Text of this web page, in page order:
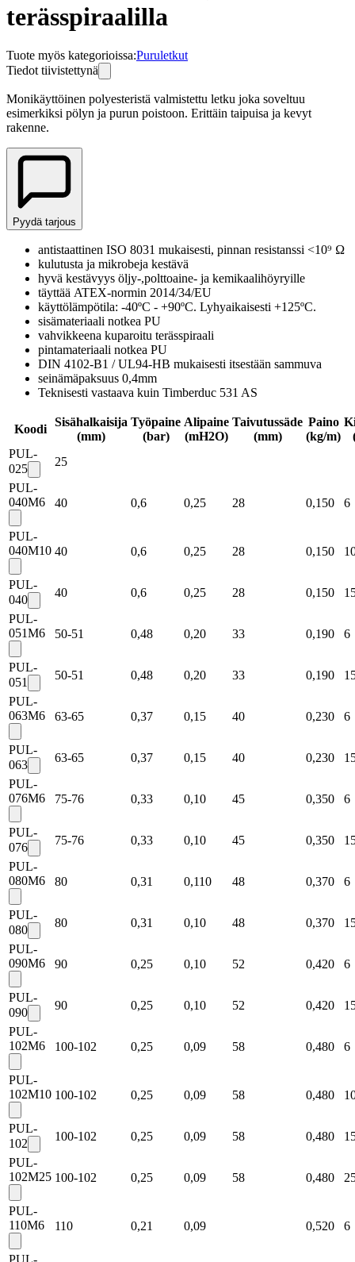
terässpiraalilla
Tuote myös kategorioissa:Puruletkut
Tiedot tiivistettynä
Monikäyttöinen polyesteristä valmistettu letku joka soveltuu
esimerkiksi pölyn ja purun poistoon. Erittäin taipuisa ja kevyt
rakenne.
Pyydä tarjous
antistaattinen ISO 8031 mukaisesti, pinnan resistanssi <10⁹ Ω
kulutusta ja mikrobeja kestävä
hyvä kestävyys öljy-,polttoaine- ja kemikaalihöyryille
täyttää ATEX-normin 2014/34/EU
käyttölämpötila: -40ºC - +90ºC. Lyhyaikaisesti +125ºC.
sisämateriaali notkea PU
vahvikkeena kuparoitu terässpiraali
pintamateriaali notkea PU
DIN 4102-B1 / UL94-HB mukaisesti itsestään sammuva
seinämäpaksuus 0,4mm
Teknisesti vastaava kuin Timberduc 531 AS
Koodi
Sisähalkaisija
(mm)
Työpaine
(bar)
Alipaine
(mH2O)
Taivutussäde
(mm)
Paino
(kg/m)
PUL-
025
25
PUL-
040M6
40 0,6 0,25 28 0,150 6
PUL-
040M10 40 0,6 0,25 28 0,150
PUL-
040
40 0,6 0,25 28 0,150
PUL-
051M6
50-51 0,48 0,20 33 0,190 6
PUL-
051
50-51 0,48 0,20 33 0,190
PUL-
063M6
63-65 0,37 0,15 40 0,230 6
PUL-
063
63-65 0,37 0,15 40 0,230
PUL-
076M6
75-76 0,33 0,10 45 0,350 6
PUL-
076
75-76 0,33 0,10 45 0,350
PUL-
080M6
80 0,31 0,110 48 0,370 6
PUL-
080
80 0,31 0,10 48 0,370
PUL-
090M6
90 0,25 0,10 52 0,420 6
PUL-
090
90 0,25 0,10 52 0,420
PUL-
102M6
100-102 0,25 0,09 58 0,480 6
PUL-
102M10 100-102 0,25 0,09 58 0,480
PUL-
102
100-102 0,25 0,09 58 0,480
PUL-
102M25 100-102 0,25 0,09 58 0,480
PUL-
110M6
110 0,21 0,09 0,520 6